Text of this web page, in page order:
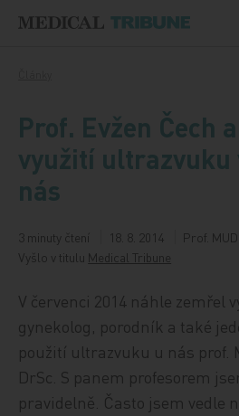
Prof. Evžen Čech
využití ultrazvuku
nás
3 minuty čtení 18. 8. 2014
Prof.
Vyšlo v titulu Medical Tribune
V červenci 2014 náhle zemřel
gynekolog, porodník a také
použití ultrazvuku u nás prof.
DrSc. S panem profesorem
pravidelně. Často jsem vedle